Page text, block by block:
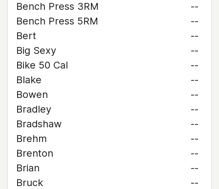
Bench Press 3RM
--
Bench Press 5RM
--
Bert
--
Big Sexy
--
Bike 50 Cal
--
Blake
--
Bowen
--
Bradley
--
Bradshaw
--
Brehm
--
Brenton
--
Brian
--
Bruck
--